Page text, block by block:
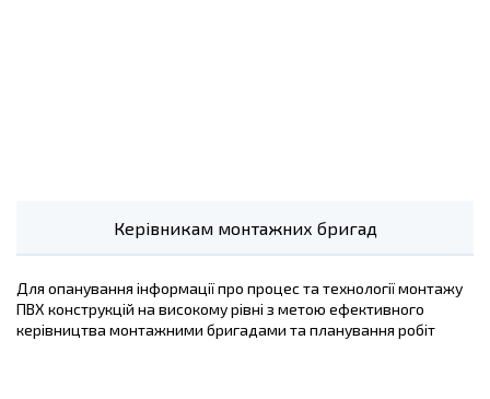
Керівникам монтажних бригад
Для опанування інформації про процес та технології монтажу
ПВХ конструкцій на високому рівні з метою ефективного
керівництва монтажними бригадами та планування робіт